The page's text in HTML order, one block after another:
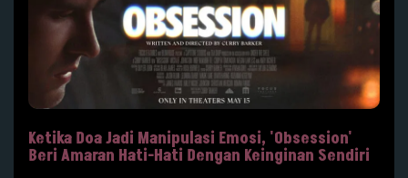
Ketika Doa Jadi Manipulasi Emosi, 'Obsession'
Beri Amaran Hati-Hati Dengan Keinginan Sendiri